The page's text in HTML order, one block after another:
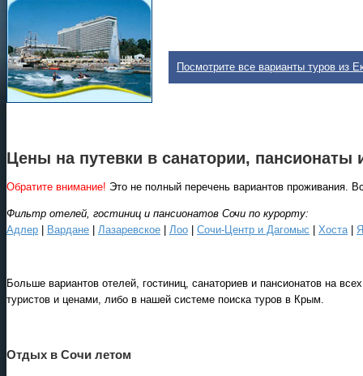
Все виды отдыха в России
Самые популярные:
Автобусные туры на черное
море.
(реализация тура начнется
в конце августа)
Круизы - 2026
Екатеринбурга
Посмотрите все варианты туров из
Цены на путевки в санатории, пансионаты
Обратите внимание! Это не полный перечень вариантов проживания.
Фильтр отелей, гостиниц и пансионатов Сочи по курорту:
Адлер
Вардане Лазаревское Лоо Сочи-Центр и Дагомыс Хоста|
Больше вариантов отелей, гостиниц, санаториев и пансионатов на
туристов и ценами, либо в нашей системе поиска туров в Крым.
Отдых в Сочи летом